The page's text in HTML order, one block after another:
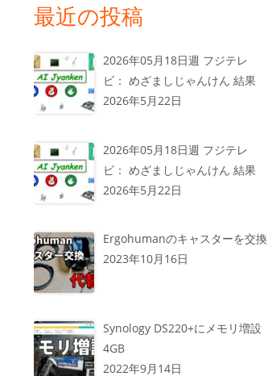
最近の投稿
2026年05月18日週 フジテレ
ビ： めざましじゃんけん 結果
2026年5月22日
2026年05月18日週 フジテレ
ビ： めざましじゃんけん 結果
2026年5月22日
Ergohumanのキャスターを交換
2023年10月16日
Synology DS220+にメモリ増設
4GB
2022年9月14日